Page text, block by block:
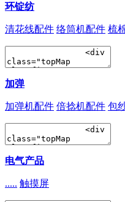
环锭纺
清花线配件 络筒机配件 梳
加弹
加弹机配件 倍捻机配件 包
电气产品
..... 触摸屏